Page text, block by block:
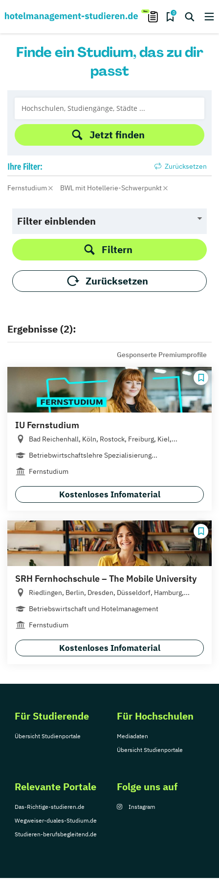
0
Finde ein Studium, das zu dir
passt
Jetzt finden
Ihre Filter: Zurücksetzen
Fernstudium BWL mit Hotellerie-Schwerpunkt
Filter einblenden
Filtern
Zurücksetzen
Ergebnisse (2):
Gesponserte Premiumprofile
IU Fernstudium
Bad Reichenhall, Köln, Rostock, Freiburg, Kiel,...
Betriebwirtschaftslehre Spezialisierung...
Fernstudium
Kostenloses Infomaterial
SRH Fernhochschule – The Mobile University
Riedlingen, Berlin, Dresden, Düsseldorf, Hamburg,...
Betriebswirtschaft und Hotelmanagement
Fernstudium
Kostenloses Infomaterial
Für Studierende
Übersicht Studienportale
Für Hochschulen
Mediadaten
Übersicht Studienportale
Relevante Portale
Das-Richtige-studieren.de
Wegweiser-duales-Studium.de
Studieren-berufsbegleitend.de
Folge uns auf
Instagram